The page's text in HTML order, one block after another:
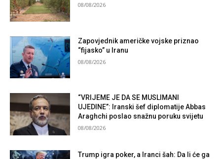
08/08/2026
Zapovjednik američke vojske priznao
“fijasko” u Iranu
08/08/2026
“VRIJEME JE DA SE MUSLIMANI
UJEDINE”: Iranski šef diplomatije Abbas
Araghchi poslao snažnu poruku svijetu
08/08/2026
Trump igra poker, a Iranci šah: Da li će ga